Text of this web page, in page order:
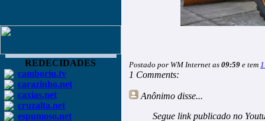
REDECIDADES
camboriu.tv
carazinho.net
caxias.net
cruzalta.net
espumoso.net
Postado por WM Internet as 09:59 e tem
1 Comments:
Anônimo disse...
Segue link publicado no